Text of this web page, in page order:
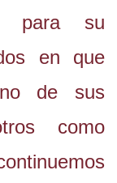
para su
en que
de sus
como